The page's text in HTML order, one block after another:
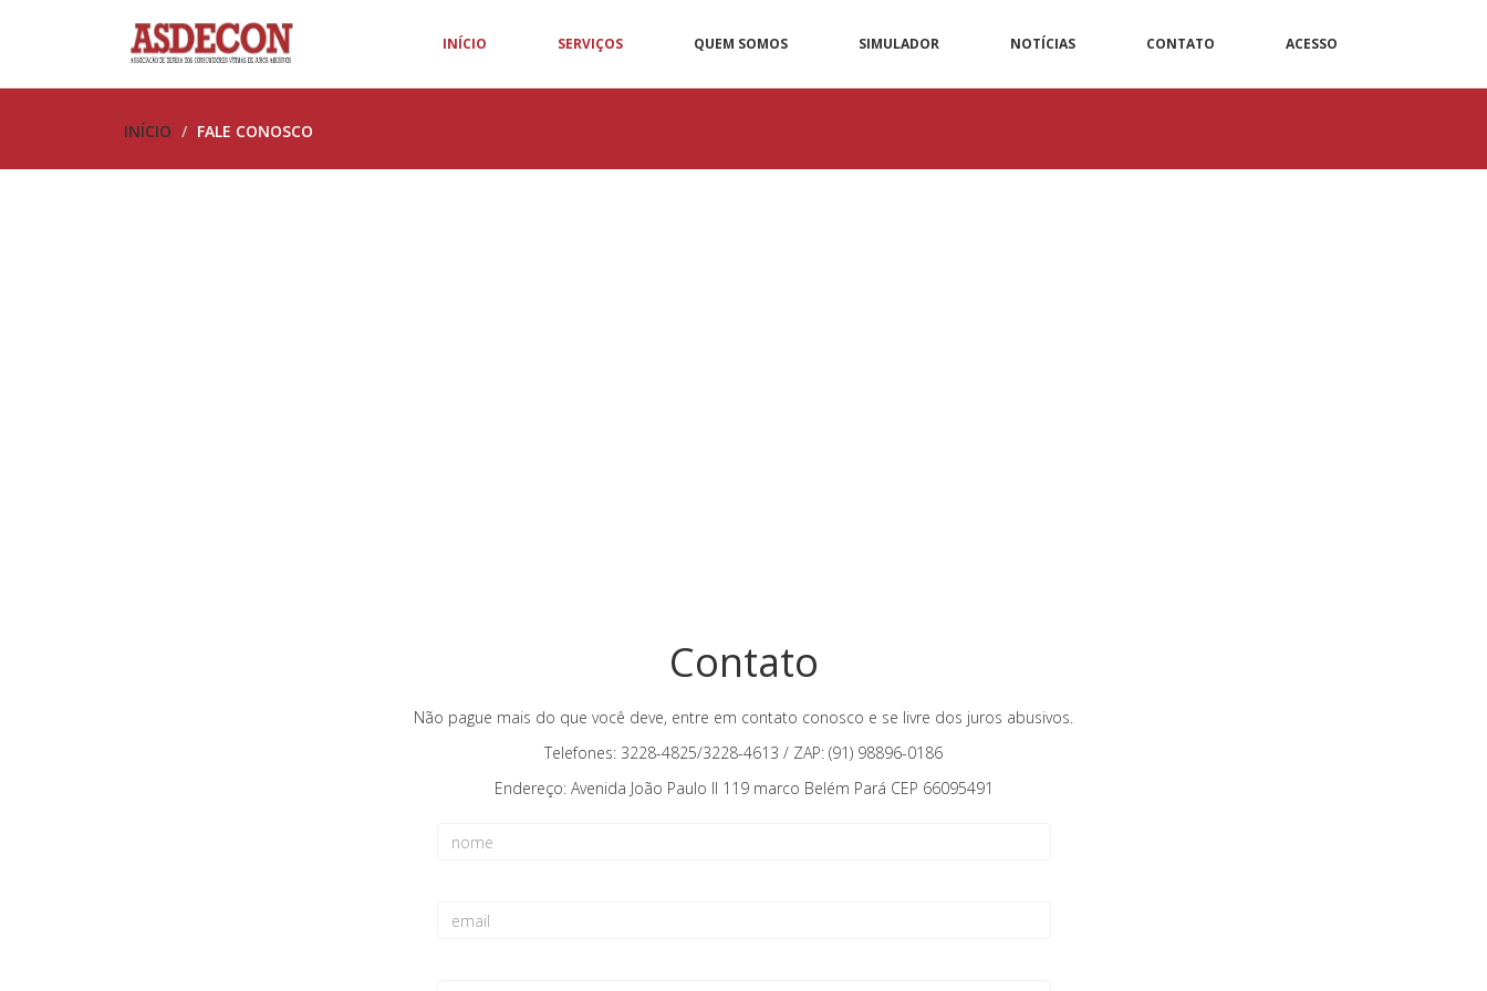
INÍCIO SERVIÇOS QUEM SOMOS SIMULADOR NOTÍCIAS CONTATO ACESSO
INÍCIO FALE CONOSCO
Contato
Não pague mais do que você deve, entre em contato conosco e se livre dos juros abusivos.
Telefones: 3228-4825/3228-4613 / ZAP: (91) 98896-0186
Endereço: Avenida João Paulo II 119 marco Belém Pará CEP 66095491